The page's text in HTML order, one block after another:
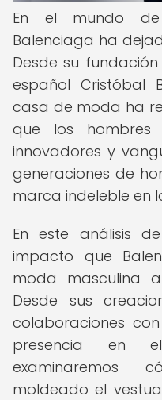
En el mundo
Balenciaga ha
Desde su
español Cristóbal
casa de moda ha
que los hombres
innovadores y
generaciones de
marca indeleble en
En este análisis
impacto que
moda masculina
Desde sus
colaboraciones
presencia en
examinaremos
moldeado el